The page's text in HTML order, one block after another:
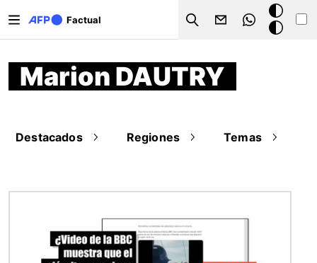
Factual
Search
Modo
oscuro
Marion DAUTRY
Destacados Regiones Temas